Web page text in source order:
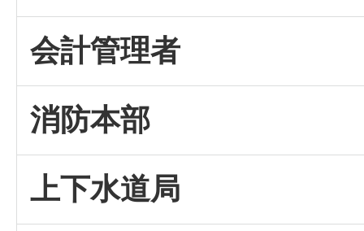
会計管理者
消防本部
上下水道局